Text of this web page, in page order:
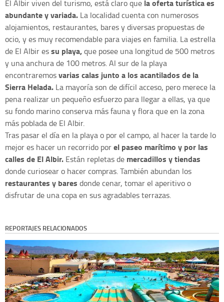
El Albir viven del turismo, está claro que la oferta turística es
abundante y variada. La localidad cuenta con numerosos
alojamientos, restaurantes, bares y diversas propuestas de
ocio, y es muy recomendable para viajes en familia. La estrella
de El Albir essu playa,que posee una longitud de 500 metros
y una anchura de 100 metros. Al sur de la playa
encontraremosvarias calas junto a los acantilados de la
Sierra Helada. La mayoría son de difícil acceso, pero merece la
pena realizar un pequeño esfuerzo para llegar a ellas, ya que
su fondo marino conserva más fauna y flora que en la zona
más poblada de El Albir.
Tras pasar el día en la playa o por el campo, al hacer la tarde lo
mejor es hacer un recorrido porel paseo marítimo y por las
calles de El Albir. Están repletas de mercadillos y tiendas
donde curiosear o hacer compras. También abundan los
restaurantes y bares donde cenar, tomar el aperitivo o
disfrutar de una copa en sus agradables terrazas.
REPORTAJES RELACIONADOS